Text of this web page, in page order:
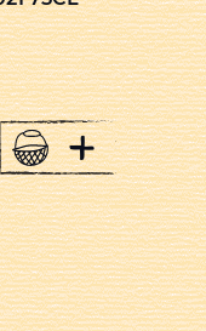
+